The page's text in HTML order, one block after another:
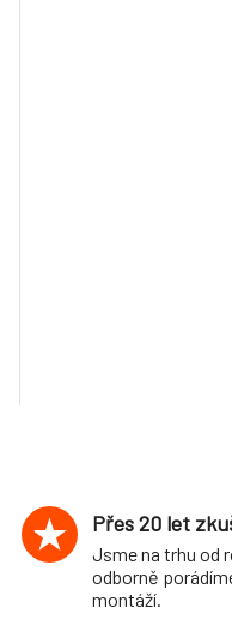
Přes 20 let
Jsme na trhu od
odborně
montáží.